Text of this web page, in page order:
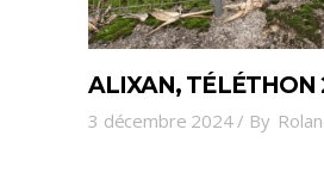
ALIXAN, TÉLÉTHON
3 décembre 2024 By